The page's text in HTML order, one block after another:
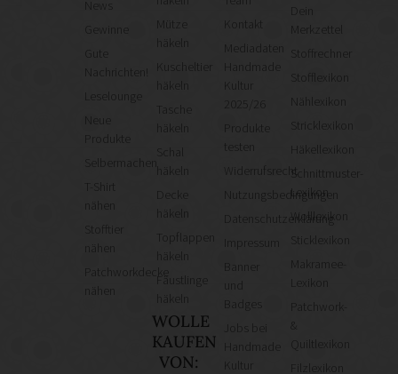
News
Gute
Nachrichten!
Leselounge
Neue
Produkte
Selbermachen
T-Shirt
Stofftier
Patchworkdecke
Mütze
häkeln
Kuscheltier
häkeln
Tasche
häkeln
häkeln
Topflappen
häkeln
Fäustlinge
häkeln
WOLLE
KAUFEN
VON:
Kontakt
Mediadaten
Kultur
Produkte
testen
Widerrufsrecht
Nutzungsbedingungen
Datenschutzerklärung
Kultur
Merkzettel
Stoffrechner
Stofflexikon
Nählexikon
Stricklexikon
Häkellexikon
Schnittmuster-
Lexikon
Wolllexikon
Sticklexikon
Makramee-
Lexikon
Patchwork-
&
Quiltlexikon